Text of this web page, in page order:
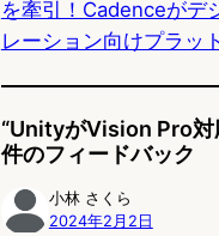
n
を牽引！Cadenceがデ
レーション向けプラッ
“UnityがVision Pro対
件のフィードバック
小林 さくら
2024年2月2日